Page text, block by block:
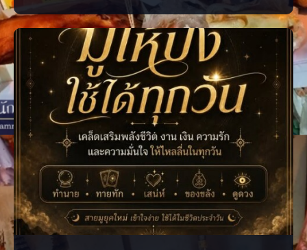
เตือนให้เราหยุดคิด ทบทวน และมีสติก่อนลงมือทำ บางครั้งอาจเป็นลาง
บอกเหตุ ทั้งเรื่องดีและเรื่องที่ควรระวัง แต่ไม่ว่าจะเชื่อมากน้อยเพียงใด สิ่ง
สำคัญที่สุดคือ “อย่าประมาท” แ